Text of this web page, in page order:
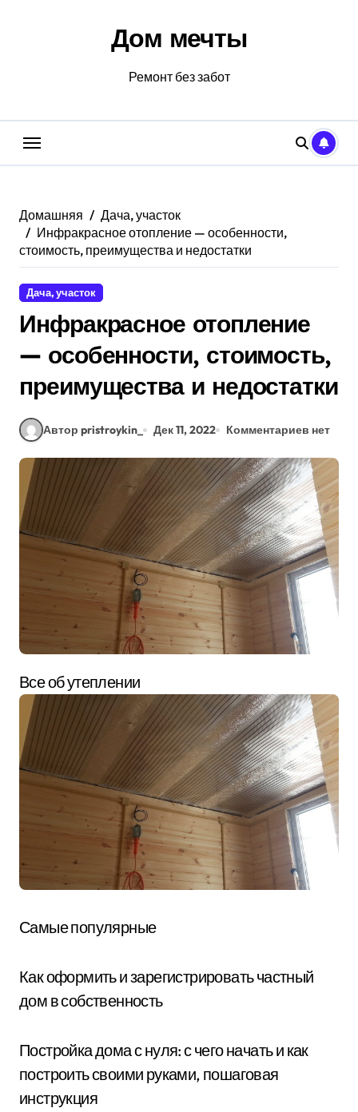
Дом мечты
Ремонт без забот
Домашняя
Дача, участок
Инфракрасное отопление — особенности,
стоимость, преимущества и недостатки
Дача, участок
Инфракрасное отопление
— особенности, стоимость,
преимущества и недостатки
Автор pristroykin_ Дек 11, 2022 Комментариев нет
Все об утеплении
Самые популярные
Как оформить и зарегистрировать частный
дом в собственность
Постройка дома с нуля: с чего начать и как
построить своими руками, пошаговая
инструкция